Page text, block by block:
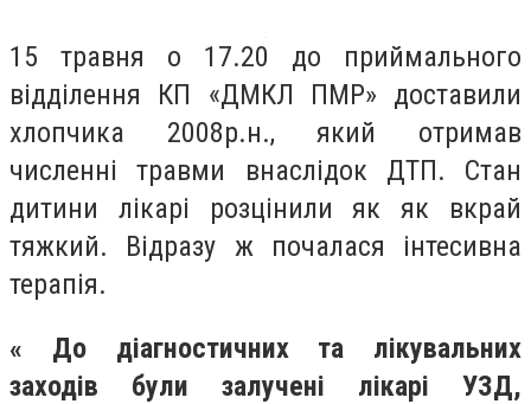
15 травня о 17.20 до приймального
відділення КП «ДМКЛ ПМР» доставили
хлопчика 2008р.н., який отримав
численні травми внаслідок ДТП. Стан
дитини лікарі розцінили як як вкрай
тяжкий. Відразу ж почалася інтесивна
терапія.
« До діагностичних та лікувальних
заходів були залучені лікарі УЗД,